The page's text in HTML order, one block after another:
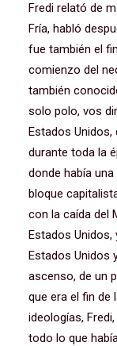
Fredi relató de
Fría, habló
fue también el
comienzo del
también
solo polo, vos
Estados Unidos,
durante toda la
donde había
bloque
con la caída del
Estados Unidos,
Estados Unidos
ascenso, de un
que era el fin de
ideologías,
todo lo que